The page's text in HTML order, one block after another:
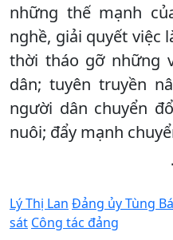
những thế mạnh
nghề, giải quyết việc
thời tháo gỡ những
dân; tuyên truyền
người dân chuyển
nuôi; đẩy mạnh
Lý Thị Lan Đảng ủy Tùng Bá
sát Công tác đảng